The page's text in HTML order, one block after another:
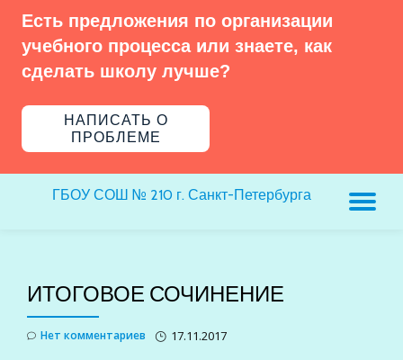
Есть предложения по организации
учебного процесса или знаете, как
сделать школу лучше?
НАПИСАТЬ О
ПРОБЛЕМЕ
ГБОУ СОШ № 210 г. Санкт-Петербурга
ИТОГОВОЕ СОЧИНЕНИЕ
17.11.2017
Нет комментариев